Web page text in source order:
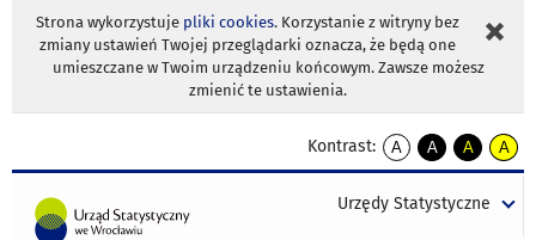
Strona wykorzystuje pliki cookies. Korzystanie z witryny bez
zmiany ustawień Twojej przeglądarki oznacza, że będą one
umieszczane w Twoim urządzeniu końcowym. Zawsze możesz
zmienić te ustawienia.
Kontrast:
A
kontrast
A
kontrast
tekst
A
kontrast
tekst
A
tekst
Urzędy Statystyczne